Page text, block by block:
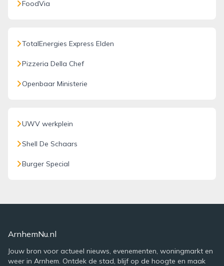
FoodVia
TotalEnergies Express Elden
Pizzeria Della Chef
Openbaar Ministerie
UWV werkplein
Shell De Schaars
Burger Special
ArnhemNu.nl
Jouw bron voor actueel nieuws, evenementen, woningmarkt en
weer in Arnhem. Ontdek de stad, blijf op de hoogte en maak